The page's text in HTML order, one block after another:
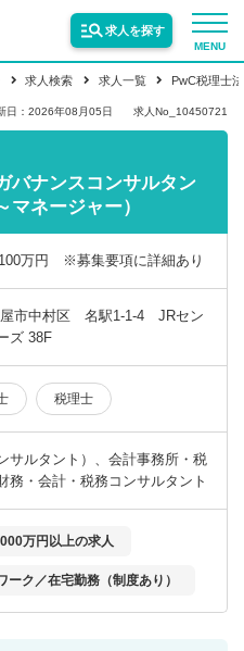
MENU
求人を探す
求人検索 求人一覧 PwC税理士
日：2026年08月05日 求人No_10450721
バナンスコンサルタン
マネージャー）
万円 ※募集要項に詳細あり
屋市中村区 名駅1-1-4 JRセン
ズ 38F
税理士
サルタント）、会計事務所・税
務・会計・税務コンサルタント
万円以上の求人
ーク／在宅勤務（制度あり）